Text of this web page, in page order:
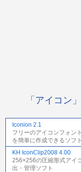
「アイコン
Iconion 2.1
フリーのアイコンフォン
を簡単に作成できるソフト
KH IconClip2008 4.00
256×256の圧縮形式アイ
出・管理ソフト